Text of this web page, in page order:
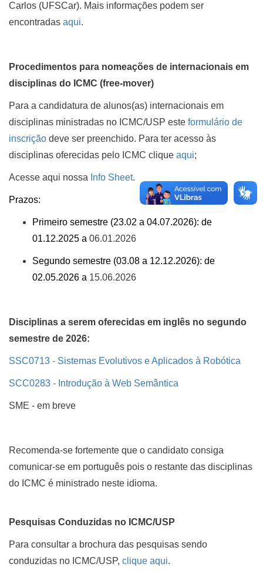
Carlos (UFSCar). Mais informações podem ser
encontradas aqui.
Procedimentos para nomeações de internacionais em
disciplinas do ICMC (free-mover)
Para a candidatura de alunos(as) internacionais em
disciplinas ministradas no ICMC/USP este formulário de
inscrição deve ser preenchido. Para ter acesso às
disciplinas oferecidas pelo ICMC clique aqui;
Acesse aqui nossa Info Sheet.
Prazos:
Primeiro semestre (23.02 a 04.07.2026): de
01.12.2025 a 06.01.2026
Segundo semestre (03.08 a 12.12.2026): de
02.05.2026 a 15.06.2026
Disciplinas a serem oferecidas em inglês no segundo
semestre de 2026:
SSC0713 - Sistemas Evolutivos e Aplicados à Robótica
SCC0283 - Introdução à Web Semântica
SME - em breve
Recomenda-se fortemente que o candidato consiga
comunicar-se em português pois o restante das disciplinas
do ICMC é ministrado neste idioma.
Pesquisas Conduzidas no ICMC/USP
Para consultar a brochura das pesquisas sendo
conduzidas no ICMC/USP, clique aqui.